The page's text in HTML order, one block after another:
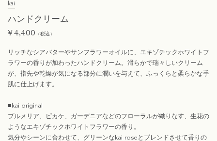
kai
ハンドクリーム
¥4,400 （税込）
リッチなシアバターやサンフラワーオイルに、エキゾチックホワイトフ
ラワーの香りが加わったハンドクリーム。滑らかで瑞々しいクリーム
が、指先や乾燥が気になる部分に潤いを与えて、ふっくらと柔らかな手
肌に仕上げます。
■kai original
プルメリア、ピカケ、ガーデニアなどのフローラルが織りなす、生花の
ようなエキゾチックホワイトフラワーの香り。
気分やシーンに合わせて、グリーンなkai roseとブレンドさせて香りの